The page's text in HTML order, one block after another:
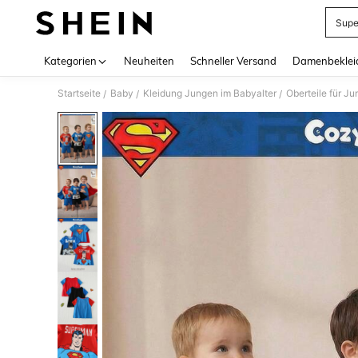
Kategorien Neuheiten Schneller Versand
Startseite / Baby / Kleidung Jungen im Babyalter / Oberteile für